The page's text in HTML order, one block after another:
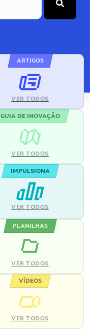
ARTIGOS
VER TODOS
GUIA DE INOVAÇÃO
VER TODOS
IMPULSIONA
VER TODOS
PLANILHAS
VER TODOS
VÍDEOS
VER TODOS